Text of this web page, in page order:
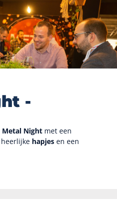
-
Metal Night met een
heerlijke hapjes en een